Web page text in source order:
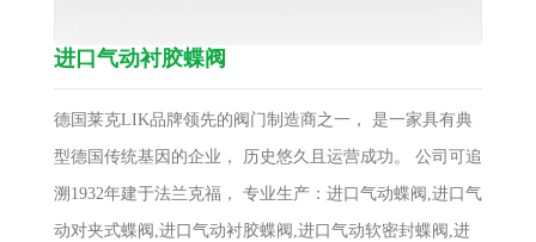
进口气动衬胶蝶阀
德国莱克LIK品牌领先的阀门制造商之一， 是一家具有典
型德国传统基因的企业， 历史悠久且运营成功。 公司可追
溯1932年建于法兰克福， 专业生产：进口气动蝶阀,进口气
动对夹式蝶阀,进口气动衬胶蝶阀,进口气动软密封蝶阀,进